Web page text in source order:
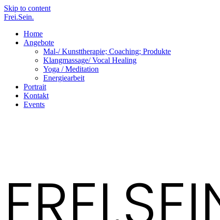
Skip to content
Frei.Sein.
Home
Angebote
Mal-/ Kunsttherapie; Coaching; Produkte
Klangmassage/ Vocal Healing
Yoga / Meditation
Energiearbeit
Portrait
Kontakt
Events